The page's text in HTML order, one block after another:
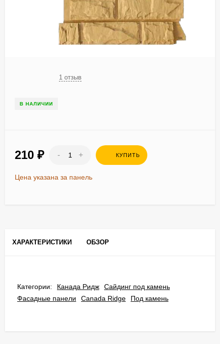
1 отзыв
В НАЛИЧИИ
210 ₽ - + КУПИТЬ
Цена указана за панель
ХАРАКТЕРИСТИКИ ОБЗОР
Категории: Канада Ридж
Сайдинг под камень
Фасадные панели
Canada Ridge Под камень